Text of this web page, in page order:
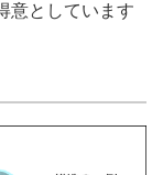
意としています